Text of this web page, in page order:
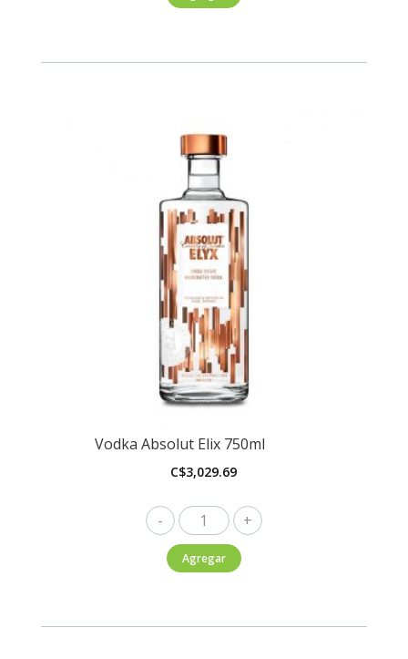
Vodka Absolut Elix 750ml
C$3,029.69
Vodka
Absolut
Elix
Agregar